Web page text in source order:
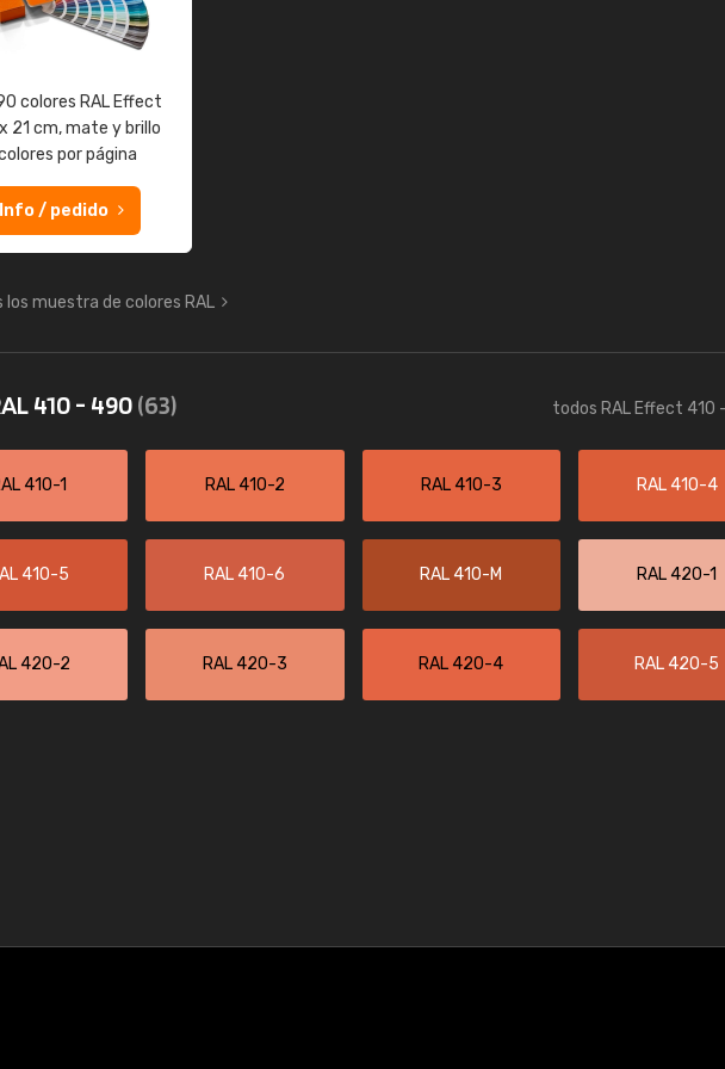
colores RAL Effect
21 cm, mate y brillo
por página
Info / pedido
muestra de colores RAL
410 - 490(63) todos RAL Effect 410
410-1 RAL 410-2 RAL 410-3 RAL 410-4
410-5 RAL 410-6 RAL 410-M RAL 420-1
420-2 RAL 420-3 RAL 420-4 RAL 420-5